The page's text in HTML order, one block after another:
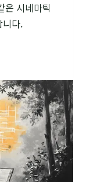
은 시네마틱
니다.